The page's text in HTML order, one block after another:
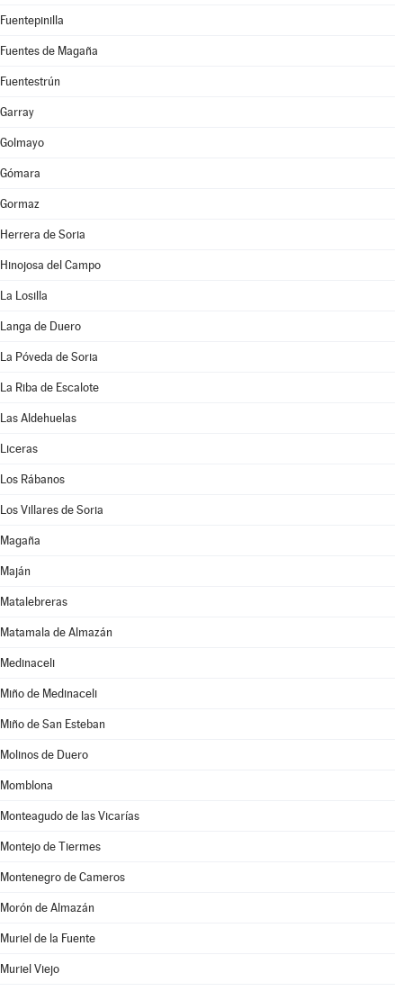
Fuentepinilla
Fuentes de Magaña
Fuentestrún
Garray
Golmayo
Gómara
Gormaz
Herrera de Soria
Hinojosa del Campo
La Losilla
Langa de Duero
La Póveda de Soria
La Riba de Escalote
Las Aldehuelas
Liceras
Los Rábanos
Los Villares de Soria
Magaña
Maján
Matalebreras
Matamala de Almazán
Medinaceli
Miño de Medinaceli
Miño de San Esteban
Molinos de Duero
Momblona
Monteagudo de las Vicarías
Montejo de Tiermes
Montenegro de Cameros
Morón de Almazán
Muriel de la Fuente
Muriel Viejo